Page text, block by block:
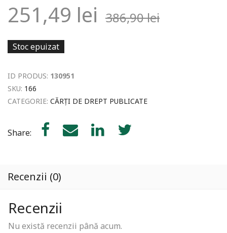
386,90lei
251,49 lei
Stoc epuizat
ID PRODUS: 130951
SKU: 166
CATEGORIE: CĂRȚI DE DREPT PUBLICATE
Share:
Recenzii (0)
Recenzii
Nu există recenzii până acum.